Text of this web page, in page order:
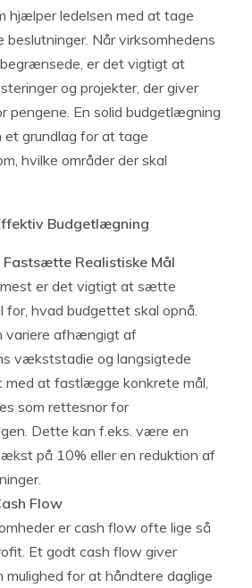
hjælper ledelsen med at tage
beslutninger. Når virksomhedens
er det vigtigt at
og projekter, der giver
pengene. En solid budgetlægning
et grundlag for at tage
hvilke områder der skal
Budgetlægning
Realistiske Mål
er det vigtigt at sætte
for, hvad budgettet skal opnå.
variere afhængigt af
vækststadie og langsigtede
med at fastlægge konkrete mål,
som rettesnor for
Dette kan f.eks. være en
på 10% eller en reduktion af
Flow
er cash flow ofte lige så
Et godt cash flow giver
mulighed for at håndtere daglige